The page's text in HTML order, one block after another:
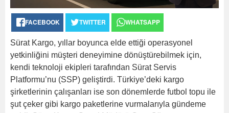
FACEBOOK TWITTER WHATSAPP
Sürat Kargo, yıllar boyunca elde ettiği operasyonel
yetkinliğini müşteri deneyimine dönüştürebilmek için,
kendi teknoloji ekipleri tarafından Sürat Servis
Platformu’nu (SSP) geliştirdi. Türkiye’deki kargo
şirketlerinin çalışanları ise son dönemlerde futbol topu ile
şut çeker gibi kargo paketlerine vurmalarıyla gündeme